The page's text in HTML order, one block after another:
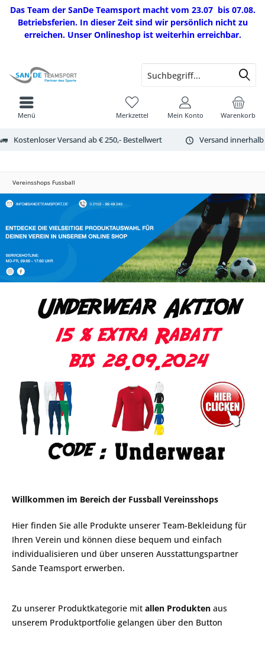
Das Team der SanDe Teamsport macht vom 23.07 bis 07.08.
Betriebsferien. In dieser Zeit sind wir persönlich nicht zu
erreichen. Unser Onlineshop ist weiterhin erreichbar.
Kostenloser Versand ab € 250,- Bestellwert Versand
Warenkorb
Merkzettel Mein Konto
Menü
Vereinsshops Fussball
Willkommen im Bereich der Fussball Vereinsshops
Hier finden Sie alle Produkte unserer Team-Bekleidung für
Ihren Verein und können diese bequem und einfach
individualisieren und über unseren Ausstattungspartner
Sande Teamsport erwerben.
Zu unserer Produktkategorie mit allen Produkten aus
unserem Produktportfolie gelangen über den Button